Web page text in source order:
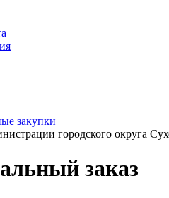
закупки
городского округа
заказ